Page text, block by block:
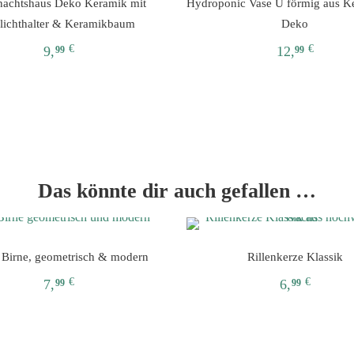
Deko Keramik mit
& Keramikbaum
9,99 €
Die
der
Produktseite
Hydroponic Vase U förmig aus
Deko
12,99 €
der
Produktseite
Das könnte dir auch gefallen …
geometrisch & modern
7,99 €
Rillenkerze Klassik
6,99 €